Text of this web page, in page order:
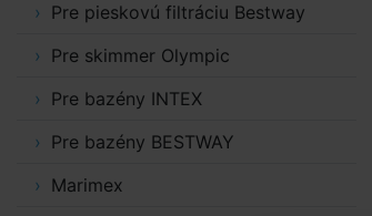
Pre pieskovú filtráciu Bestway
Pre skimmer Olympic
Pre bazény INTEX
Pre bazény BESTWAY
Marimex